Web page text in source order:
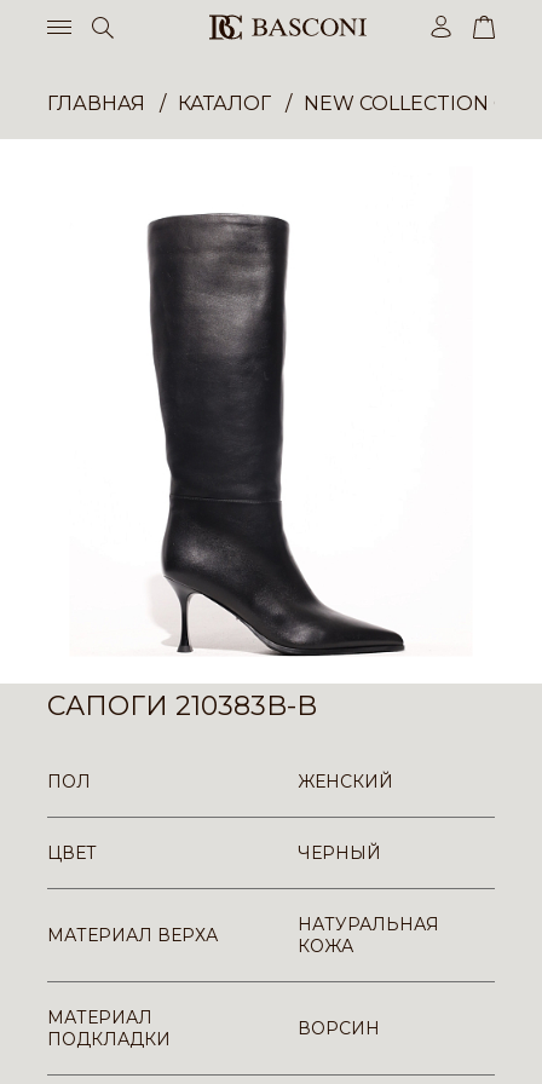
ГЛАВНАЯ КАТАЛОГ NEW COLLECTION
САПОГИ 210383B-B
ПОЛ ЖЕНСКИЙ
ЦВЕТ ЧЕРНЫЙ
МАТЕРИАЛ ВЕРХА
НАТУРАЛЬНАЯ
КОЖА
МАТЕРИАЛ
ПОДКЛАДКИ
ВОРСИН